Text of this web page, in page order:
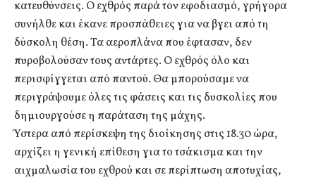
κατευθύνσεις. Ο εχθρός παρά τον εφοδιασμό, γρήγορα
συνήλθε και έκανε προσπάθειες για να βγει από τη
δύσκολη θέση. Τα αεροπλάνα που έφτασαν, δεν
πυροβολούσαν τους αντάρτες. Ο εχθρός όλο και
περισφίγγεται από παντού. Θα μπορούσαμε να
περιγράψουμε όλες τις φάσεις και τις δυσκολίες που
δημιουργούσε η παράταση της μάχης.
Ύστερα από περίσκεψη της διοίκησης στις 18.30 ώρα,
αρχίζει η γενική επίθεση για το τσάκισμα και την
αιχμαλωσία του εχθρού και σε περίπτωση αποτυχίας,